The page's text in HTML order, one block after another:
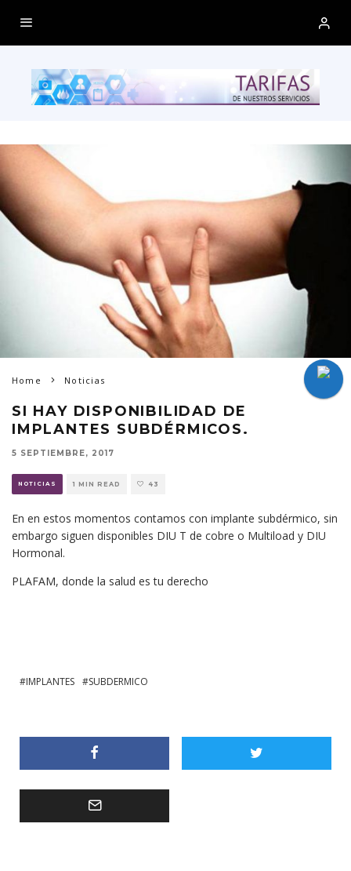
Home Noticias
SI HAY DISPONIBILIDAD DE
IMPLANTES SUBDÉRMICOS.
5 SEPTIEMBRE, 2017
NOTICIAS 1 MIN READ 43
En en estos momentos contamos con implante subdérmico, sin
embargo siguen disponibles DIU T de cobre o Multiload y DIU
Hormonal.
PLAFAM, donde la salud es tu derecho
IMPLANTES SUBDERMICO